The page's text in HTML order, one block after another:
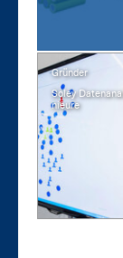
Gründer
So­ley
nieu­re